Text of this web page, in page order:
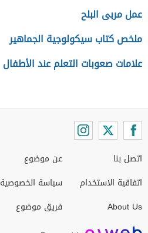
عمل مربى البلح
ملخص كتاب سيكولوجية الجماهير
علامات صعوبات التعلم عند الأطفال
اتصل بنا
اتفاقية الاستخدام
About Us
عن موضوع
سياسة الخصوصية
فريق موضوع